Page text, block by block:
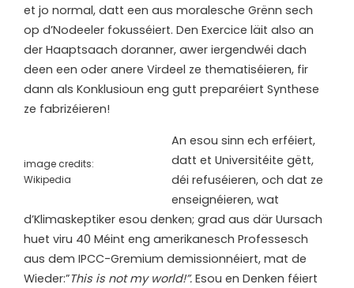
et jo normal, datt een aus moralesche Grënn sech
op d’Nodeeler fokusséiert. Den Exercice läit also an
der Haaptsaach doranner, awer iergendwéi dach
deen een oder anere Virdeel ze thematiséieren, fir
dann als Konklusioun eng gutt preparéiert Synthese
ze fabrizéieren!
image credits:
Wikipedia
An esou sinn ech erféiert,
datt et Universitéite gëtt,
déi refuséieren, och dat ze
enseignéieren, wat
d’Klimaskeptiker esou denken; grad aus där Uursach
huet viru 40 Méint eng amerikanesch Professesch
aus dem IPCC-Gremium demissionnéiert, mat de
Wieder:”This is not my world!”. Esou en Denken féiert